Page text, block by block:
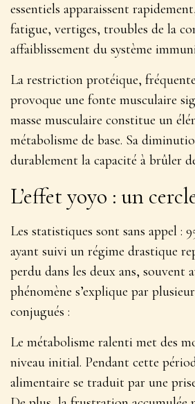
essentiels apparaissent
fatigue, vertiges, troubles de la
affaiblissement du système
La restriction protéique,
provoque une fonte musculaire
masse musculaire constitue un
métabolisme de base. Sa
durablement la capacité à brûler
L’effet yoyo : un
Les statistiques sont sans appel :
ayant suivi un régime drastique
perdu dans les deux ans, souvent
phénomène s’explique par
conjugués :
Le métabolisme ralenti met des
niveau initial. Pendant cette
alimentaire se traduit par une